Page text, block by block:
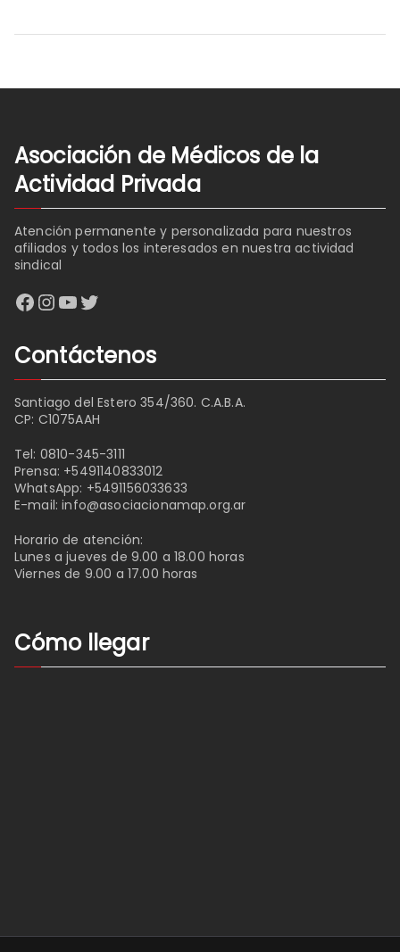
Asociación de Médicos de la
Actividad Privada
Atención permanente y personalizada para nuestros
afiliados y todos los interesados en nuestra actividad
sindical
Facebook
Instagram
YouTube
Twitter
Contáctenos
Santiago del Estero 354/360. C.A.B.A.
CP: C1075AAH
Tel: 0810-345-3111
Prensa: +5491140833012
WhatsApp: +5491156033633
E-mail:info@asociacionamap.org.ar
Horario de atención:
Lunes a jueves de 9.00 a 18.00 horas
Viernes de 9.00 a 17.00 horas
Cómo llegar